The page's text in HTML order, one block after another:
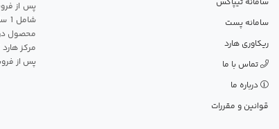
سامانه پست
ریکاوری هارد
تماس با ما
درباره ما
قوانین و مقررات
پس از
محصول
مرکز
پس از